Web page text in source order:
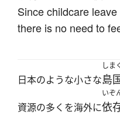
Since childcare
there is no need to
日本のような小さな
しま
島
資源の多くを海外に
いぞ
依